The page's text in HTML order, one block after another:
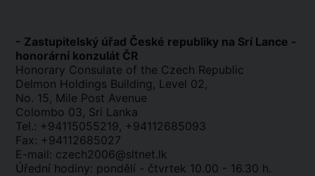
- Zastupitelský úřad České republiky na Srí Lance -
honorární konzulát ČR
Honorary Consulate of the Czech Republic
Delmon Holdings Building, Level 02,
No. 15, Mile Post Avenue
Colombo 03, Sri Lanka
Tel.: +94115055219, +94112685093
Fax: +94112685027
E-mail: czech2006@sltnet.lk
Úřední hodiny: pondělí - čtvrtek 10.00 - 16.30 h.